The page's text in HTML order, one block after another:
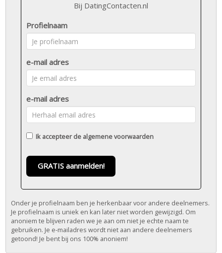
Bij DatingContacten.nl
Profielnaam
e-mail adres
e-mail adres
Ik accepteer de algemene voorwaarden
GRATIS aanmelden!
Onder je profielnaam ben je herkenbaar voor andere deelnemers.
Je profielnaam is uniek en kan later niet worden gewijzigd. Om
anoniem te blijven raden we je aan om niet je echte naam te
gebruiken. Je e-mailadres wordt niet aan andere deelnemers
getoond! Je bent bij ons 100% anoniem!